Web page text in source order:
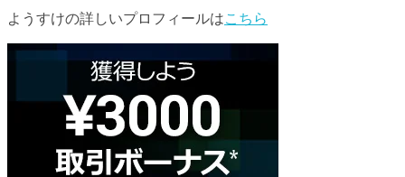
ようすけの詳しいプロフィールはこちら